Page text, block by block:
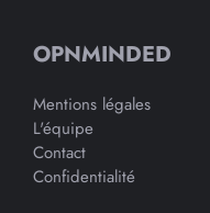
OPNMINDED
Mentions légales
L'équipe
Contact
Confidentialité